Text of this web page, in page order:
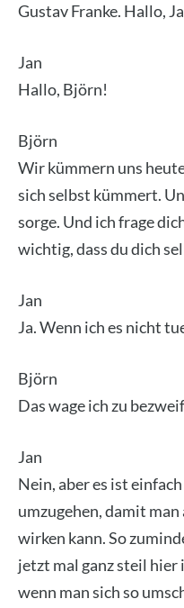
Gus­tav Fran­ke. Hal­lo,
Jan
Hal­lo, Björn!
Björn
Wir küm­mern uns
sich selbst küm­mert.
sor­ge. Und ich fra­ge
wich­tig, dass du dich
Jan
Ja. Wenn ich es nicht
Björn
Das wage ich zu
Jan
Nein, aber es ist
umzu­ge­hen, damit
wir­ken kann. So
jetzt mal ganz steil hier
wenn man sich so